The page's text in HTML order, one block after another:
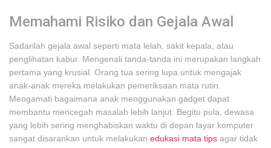
Memahami Risiko dan Gejala Awal
Sadarilah gejala awal seperti mata lelah, sakit kepala, atau
penglihatan kabur. Mengenali tanda-tanda ini merupakan langkah
pertama yang krusial. Orang tua sering lupa untuk mengajak
anak-anak mereka melakukan pemeriksaan mata rutin.
Mengamati bagaimana anak menggunakan gadget dapat
membantu mencegah masalah lebih lanjut. Begitu pula, dewasa
yang lebih sering menghabiskan waktu di depan layar komputer
sangat disarankan untuk melakukan edukasi mata tips agar tidak